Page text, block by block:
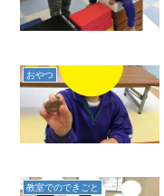
おやつ
教室でのできごと